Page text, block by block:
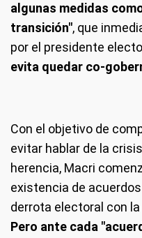
algunas medidas
transición", que
por el presidente electo
evita quedar co-
Con el objetivo de
evitar hablar de la
herencia, Macri
existencia de
derrota electoral con
Pero ante cada